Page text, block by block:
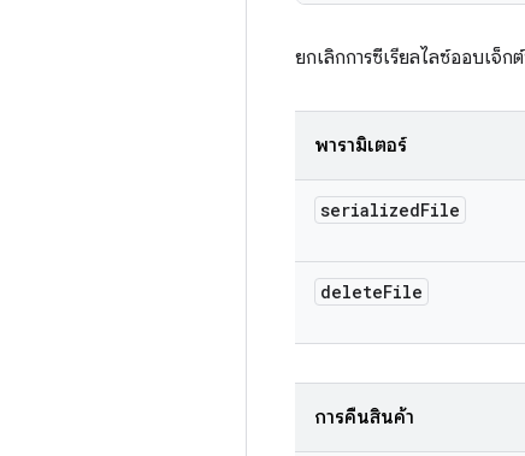
ยกเลิกการซีเรียลไลซ์ออบเจ็ก
พารามิเตอร์
serializedFile
deleteFile
การคืนสินค้า